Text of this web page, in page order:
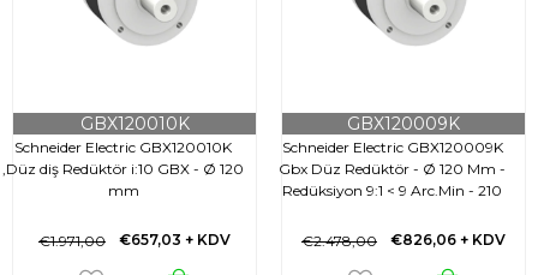
Schneider Electric GBX120010K
,Düz diş Redüktör i:10 GBX - Ø 120
mm
GBX120010K
€657,03 + KDV
€1.971,00
Schneider Electric GBX120009K
Gbx Düz Redüktör - Ø 120 Mm -
Redüksiyon 9:1 < 9 Arc.Min - 210
GBX120009K
€826,06 + KDV
€2.478,00